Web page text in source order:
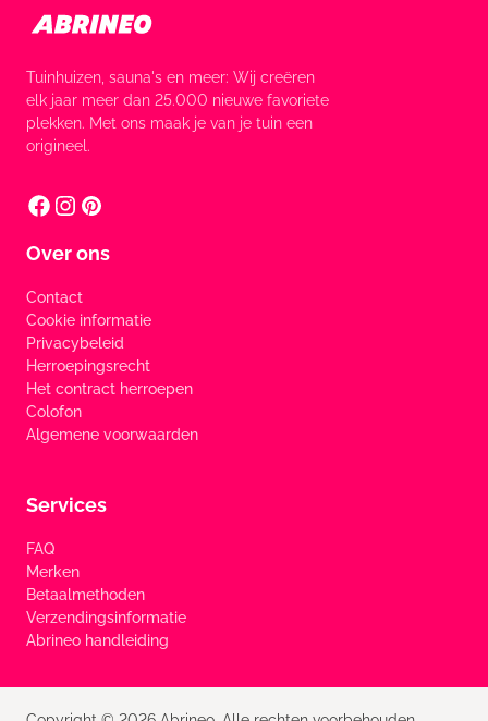
Tuinhuizen, sauna's en meer: Wij creëren
elk jaar meer dan 25.000 nieuwe favoriete
plekken. Met ons maak je van je tuin een
origineel.
Over ons
Contact
Cookie informatie
Privacybeleid
Herroepingsrecht
Het contract herroepen
Colofon
Algemene voorwaarden
Services
FAQ
Merken
Betaalmethoden
Verzendingsinformatie
Abrineo handleiding